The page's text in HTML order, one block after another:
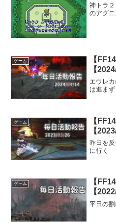
神トラ
のアグニ
ゲーム
【
【
エウレ
は進まず
ゲーム
【
【
昨日を
に行く
ゲーム
【
【
平日の